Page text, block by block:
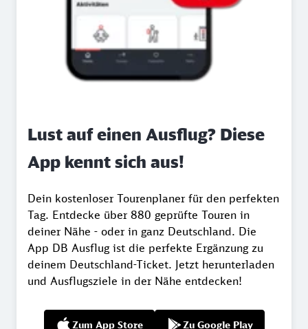
Lust auf einen Ausflug? Diese
App kennt sich aus!
Dein kostenloser Tourenplaner für den perfekten
Tag. Entdecke über 880 geprüfte Touren in
deiner Nähe - oder in ganz Deutschland. Die
App DB Ausflug ist die perfekte Ergänzung zu
deinem Deutschland-Ticket. Jetzt herunterladen
und Ausflugsziele in der Nähe entdecken!
Zum App Store Zu Google Play